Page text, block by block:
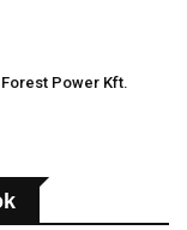
Power Kft.